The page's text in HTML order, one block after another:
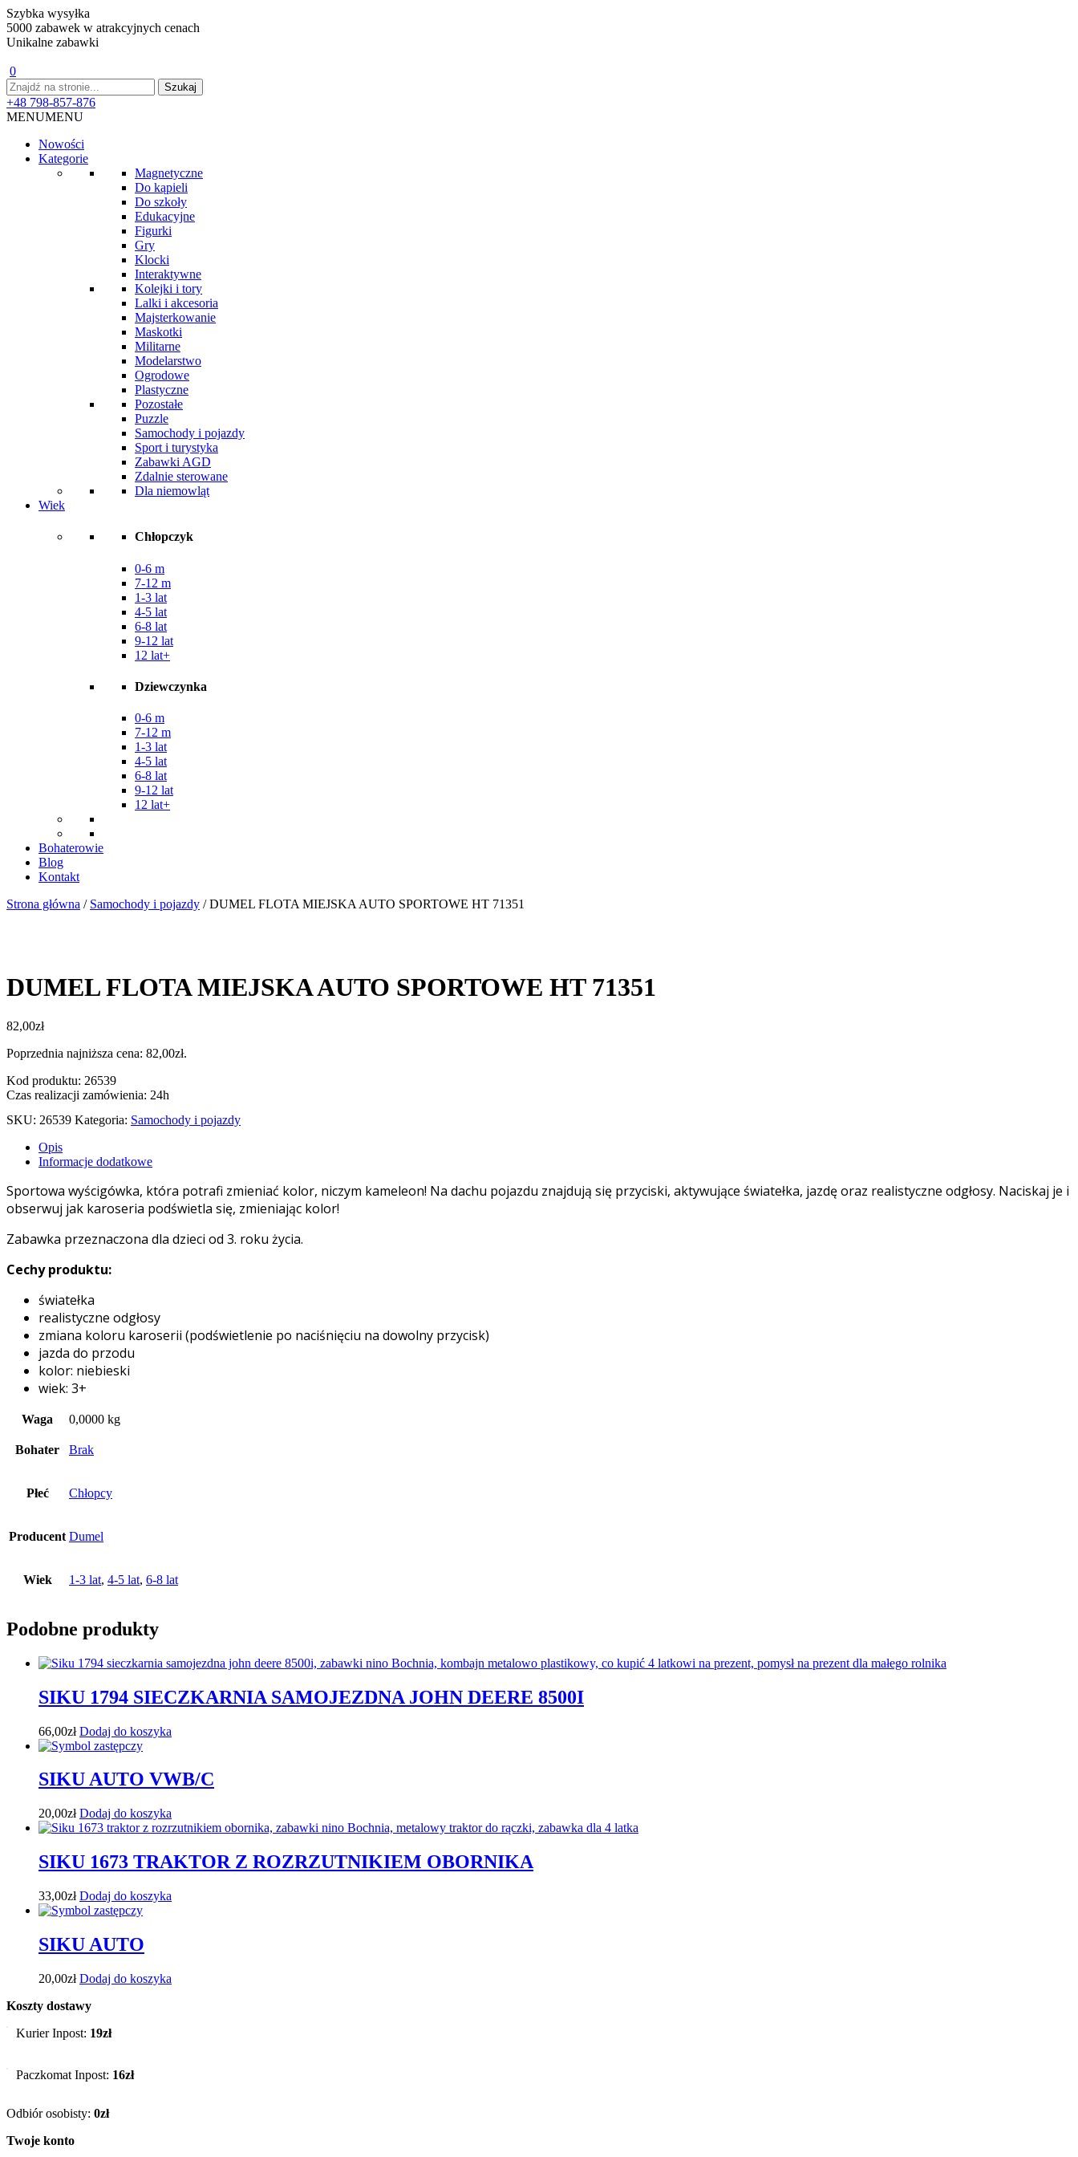
Szybka wysyłka
5000 zabawek w atrakcyjnych cenach
Unikalne zabawki
0
+48 798-857-876
MENUMENU
Nowości
Kategorie
Magnetyczne
Do kąpieli
Do szkoły
Edukacyjne
Figurki
Gry
Klocki
Interaktywne
Kolejki i tory
Lalki i akcesoria
Majsterkowanie
Maskotki
Militarne
Modelarstwo
Ogrodowe
Plastyczne
Pozostałe
Puzzle
Samochody i pojazdy
Sport i turystyka
Zabawki AGD
Zdalnie sterowane
Dla niemowląt
Wiek
Chłopczyk
0-6 m
7-12 m
1-3 lat
4-5 lat
6-8 lat
9-12 lat
12 lat+
Dziewczynka
0-6 m
7-12 m
1-3 lat
4-5 lat
6-8 lat
9-12 lat
12 lat+
Bohaterowie
Blog
Kontakt
Strona główna / Samochody i pojazdy / DUMEL FLOTA MIEJSKA AUTO SPORTOWE HT 71351
DUMEL FLOTA MIEJSKA AUTO SPORTOWE HT 71351
82,00zł
Poprzednia najniższa cena: 82,00zł.
Kod produktu: 26539
Czas realizacji zamówienia: 24h
SKU: 26539 Kategoria: Samochody i pojazdy
Opis
Informacje dodatkowe
Sportowa wyścigówka, która potrafi zmieniać kolor, niczym kameleon! Na dachu pojazdu znajdują się przyciski, aktywujące światełka, jazdę oraz realistyczne odgłosy. Naciskaj je i
obserwuj jak karoseria podświetla się, zmieniając kolor!
Zabawka przeznaczona dla dzieci od 3. roku życia.
Cechy produktu:
światełka
realistyczne odgłosy
zmiana koloru karoserii (podświetlenie po naciśnięciu na dowolny przycisk)
jazda do przodu
kolor: niebieski
wiek: 3+
Waga 0,0000 kg
Bohater Brak
Płeć Chłopcy
Producent Dumel
Wiek 1-3 lat, 4-5 lat, 6-8 lat
Podobne produkty
SIKU 1794 SIECZKARNIA SAMOJEZDNA JOHN DEERE 8500I
66,00zł Dodaj do koszyka
SIKU AUTO VWB/C
20,00zł Dodaj do koszyka
SIKU 1673 TRAKTOR Z ROZRZUTNIKIEM OBORNIKA
33,00zł Dodaj do koszyka
SIKU AUTO
20,00zł Dodaj do koszyka
Koszty dostawy
Kurier Inpost: 19zł
Paczkomat Inpost: 16zł
Odbiór osobisty: 0zł
Twoje konto